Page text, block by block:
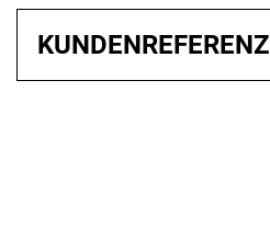
KUNDENREFERENZ